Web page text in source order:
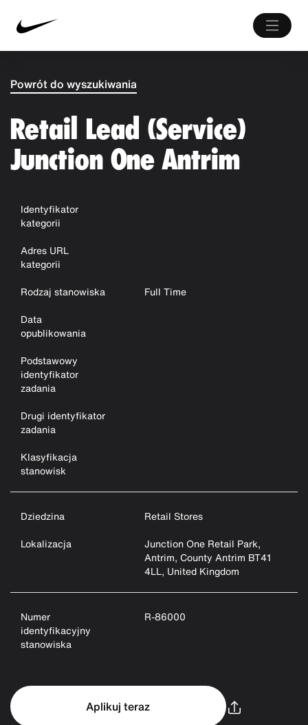
Powrót do wyszukiwania
Retail Lead (Service)
Junction One Antrim
Identyfikator
kategorii
Adres URL
kategorii
Rodzaj stanowiska
Full Time
Data
opublikowania
Podstawowy
identyfikator
zadania
Drugi identyfikator
zadania
Klasyfikacja
stanowisk
Dziedzina
Retail Stores
Lokalizacja
Junction One Retail Park,
Antrim, County Antrim BT41
4LL, United Kingdom
Numer
identyfikacyjny
stanowiska
R-86000
Aplikuj teraz